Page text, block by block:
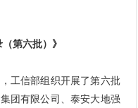
第六批）》
信部组织开展了第六批
团有限公司、泰安大地强